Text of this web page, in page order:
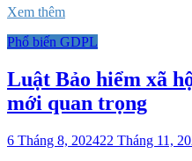
Xem thêm
Phổ biến GDPL
Luật Bảo hiểm xã
mới quan trọng
6 Tháng 8, 202422 Tháng 11,